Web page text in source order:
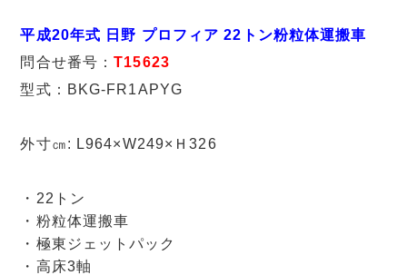
平成20年式 日野 プロフィア 22トン粉粒体運搬車
問合せ番号：T15623
型式：BKG-FR1APYG
外寸㎝: L964×W249×Ｈ326
・22トン
・粉粒体運搬車
・極東ジェットパック
・高床3軸